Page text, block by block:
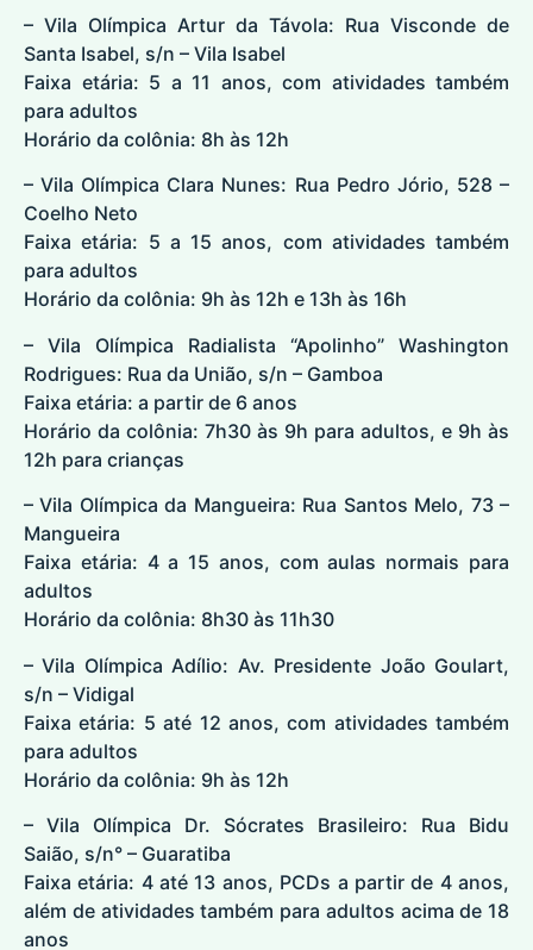
– Vila Olímpica Artur da Távola: Rua Visconde de
Santa Isabel, s/n – Vila Isabel
Faixa etária: 5 a 11 anos, com atividades também
para adultos
Horário da colônia: 8h às 12h
– Vila Olímpica Clara Nunes: Rua Pedro Jório, 528 –
Coelho Neto
Faixa etária: 5 a 15 anos, com atividades também
para adultos
Horário da colônia: 9h às 12h e 13h às 16h
– Vila Olímpica Radialista “Apolinho” Washington
Rodrigues: Rua da União, s/n – Gamboa
Faixa etária: a partir de 6 anos
Horário da colônia: 7h30 às 9h para adultos, e 9h às
12h para crianças
– Vila Olímpica da Mangueira: Rua Santos Melo, 73 –
Mangueira
Faixa etária: 4 a 15 anos, com aulas normais para
adultos
Horário da colônia: 8h30 às 11h30
– Vila Olímpica Adílio: Av. Presidente João Goulart,
s/n – Vidigal
Faixa etária: 5 até 12 anos, com atividades também
para adultos
Horário da colônia: 9h às 12h
– Vila Olímpica Dr. Sócrates Brasileiro: Rua Bidu
Saião, s/n° – Guaratiba
Faixa etária: 4 até 13 anos, PCDs a partir de 4 anos,
além de atividades também para adultos acima de 18
anos